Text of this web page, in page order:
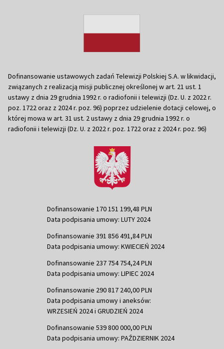
Dofinansowanie ustawowych zadań Telewizji Polskiej S.A. w likwidacji,
związanych z realizacją misji publicznej określonej w art. 21 ust. 1
ustawy z dnia 29 grudnia 1992 r. o radiofonii i telewizji (Dz. U. z 2022 r.
poz. 1722 oraz z 2024 r. poz. 96) poprzez udzielenie dotacji celowej, o
której mowa w art. 31 ust. 2 ustawy z dnia 29 grudnia 1992 r. o
radiofonii i telewizji (Dz. U. z 2022 r. poz. 1722 oraz z 2024 r. poz. 96)
Dofinansowanie 170 151 199,48 PLN
Data podpisania umowy: LUTY 2024
Dofinansowanie 391 856 491,84 PLN
Data podpisania umowy: KWIECIEŃ 2024
Dofinansowanie 237 754 754,24 PLN
Data podpisania umowy: LIPIEC 2024
Dofinansowanie 290 817 240,00 PLN
Data podpisania umowy i aneksów:
WRZESIEŃ 2024 i GRUDZIEŃ 2024
Dofinansowanie 539 800 000,00 PLN
Data podpisania umowy: PAŹDZIERNIK 2024